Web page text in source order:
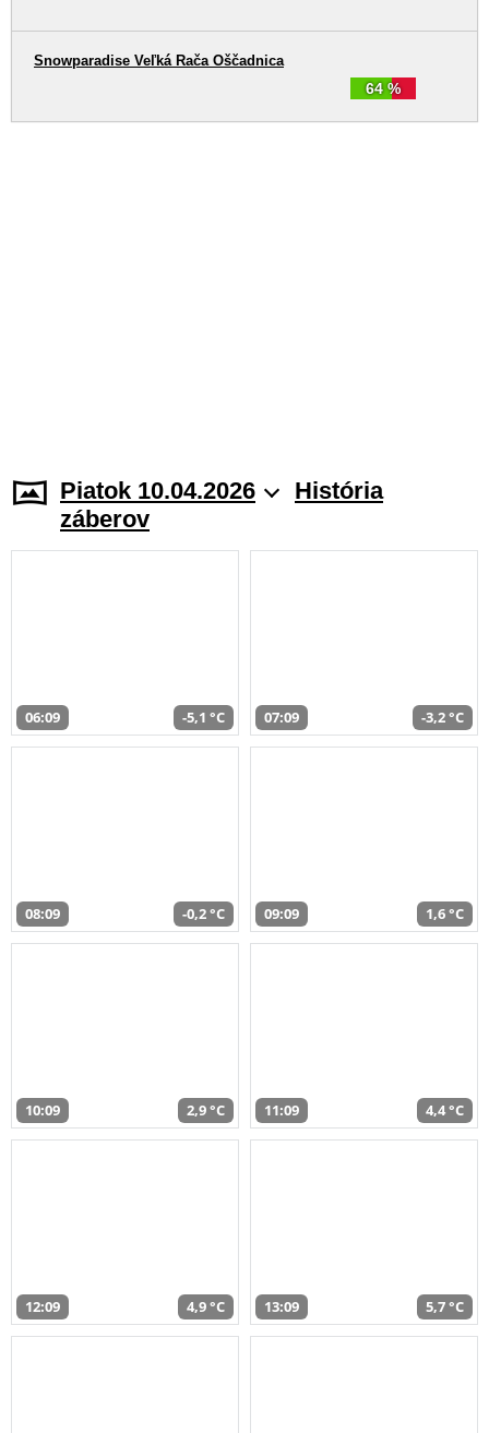
64 %
Snowparadise Veľká Rača Oščadnica
Piatok 10.04.2026
História
záberov
06:09 -5,1 °C 07:09 -3,2 °C
08:09 -0,2 °C 09:09 1,6 °C
10:09 2,9 °C 11:09 4,4 °C
12:09 4,9 °C 13:09 5,7 °C